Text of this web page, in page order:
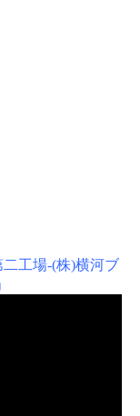
工場-(株)横河ブ